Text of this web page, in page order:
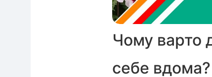
Чому варто
себе вдома?